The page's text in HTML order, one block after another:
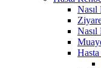
Nasıl